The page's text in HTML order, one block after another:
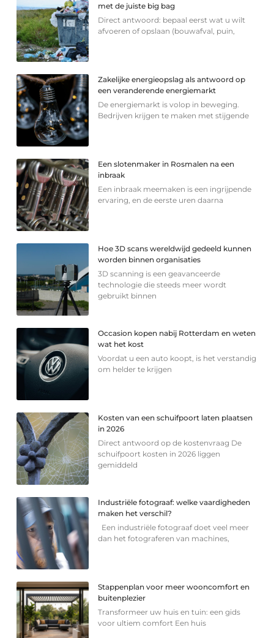
met de juiste big bag
Direct antwoord: bepaal eerst wat u wilt
afvoeren of opslaan (bouwafval, puin,
Zakelijke energieopslag als antwoord op
een veranderende energiemarkt
De energiemarkt is volop in beweging.
Bedrijven krijgen te maken met stijgende
Een slotenmaker in Rosmalen na een
inbraak
Een inbraak meemaken is een ingrijpende
ervaring, en de eerste uren daarna
Hoe 3D scans wereldwijd gedeeld kunnen
worden binnen organisaties
3D scanning is een geavanceerde
technologie die steeds meer wordt
gebruikt binnen
Occasion kopen nabij Rotterdam en weten
wat het kost
Voordat u een auto koopt, is het verstandig
om helder te krijgen
Kosten van een schuifpoort laten plaatsen
in 2026
Direct antwoord op de kostenvraag De
schuifpoort kosten in 2026 liggen
gemiddeld
Industriële fotograaf: welke vaardigheden
maken het verschil?
Een industriële fotograaf doet veel meer
dan het fotograferen van machines,
Stappenplan voor meer wooncomfort en
buitenplezier
Transformeer uw huis en tuin: een gids
voor ultiem comfort Een huis